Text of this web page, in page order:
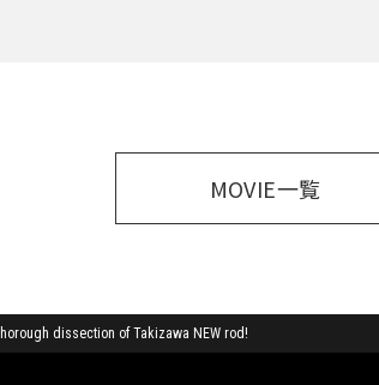
MOVIE一覧
dissection of Takizawa NEW rod!